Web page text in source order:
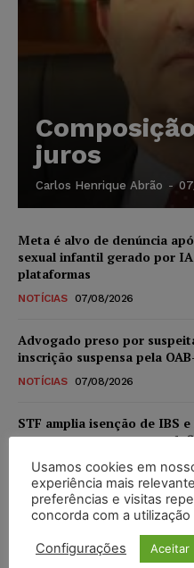
juros
Carlos Henrique Abrão -
Meta é alvo de denúncia
sexual infantil gerado por IA
plataformas
NOTÍCIAS 07/08/2026
Advogado preso por
inscrição suspensa pela
NOTÍCIAS 07/08/2026
STF amplia isenção de IBS
novos para pessoas com
DIREITO TRIBUTÁRIO 07/08/2026
Justiça do Trabalho
vendia canetas
Usamos cookies em
experiência mais
preferências e visitas
concorda com a
Configurações Aceitar